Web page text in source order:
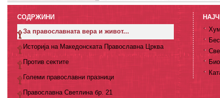
СОДРЖИНИ
За православната вера и живот...
Историја на Македонската Православна Црква
Против сектите
Големи православни празници
Православна Светлина бр. 21